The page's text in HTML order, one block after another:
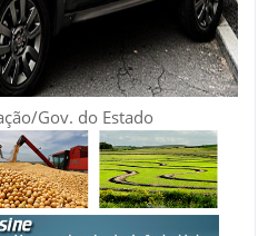
Gov. do Estado